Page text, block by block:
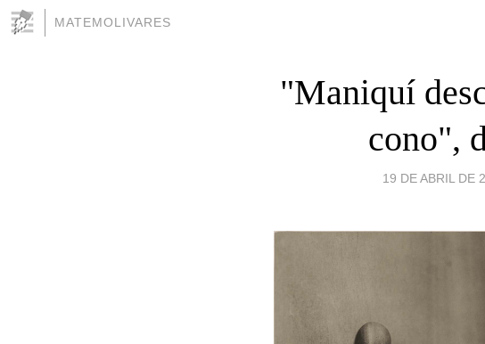
MATEMOLIVARES
"Maniquí
cono",
19 DE ABRIL DE